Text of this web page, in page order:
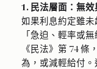
1. 民法層面：無
如果利息約定雖
「急迫、輕率或
《民法》第 74
為，或減輕給付